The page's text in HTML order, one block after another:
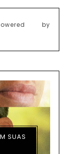
by
SUAS